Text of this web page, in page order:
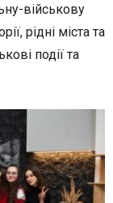
військову
рідні міста та
події та